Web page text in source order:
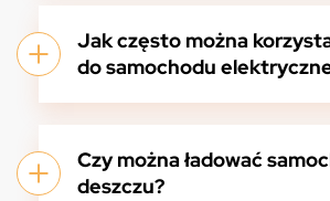
Jak często można
do samochodu
Czy można ładować
deszczu?